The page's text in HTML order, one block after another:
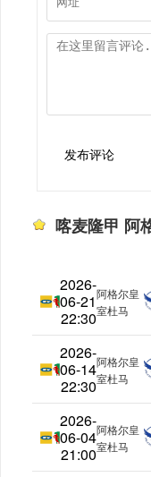
发布评论
喀麦隆甲 阿
2026-
06-21
22:30
喀麦隆甲
阿格尔皇
室杜马
2026-
06-14
22:30
喀麦隆甲
阿格尔皇
室杜马
2026-
06-04
21:00
喀麦隆甲
阿格尔皇
室杜马